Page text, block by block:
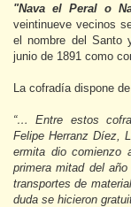
"Nava el Peral o
veintinueve vecinos
el nombre del Santo
junio de 1891 como
La cofradía dispone
“… Entre estos
Felipe Herranz Díez,
ermita dio comienzo
primera mitad del
transportes de
duda se hicieron